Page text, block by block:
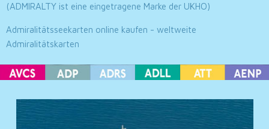
(ADMIRALTY ist eine eingetragene Marke der UKHO)
Admiralitätsseekarten online kaufen - weltweite
Admiralitätskarten